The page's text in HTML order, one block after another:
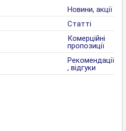
Новини, акції
Статті
Комерційні
пропозиції
Рекомендації
, відгуки